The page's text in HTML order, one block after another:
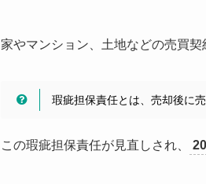
家やマンション、土地などの売買
瑕疵担保責任とは、売却後に
この瑕疵担保責任が見直しされ、